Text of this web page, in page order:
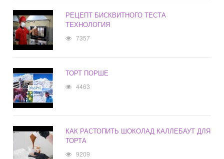
РЕЦЕПТ БИСКВИТНОГО ТЕСТА
ТЕХНОЛОГИЯ
7357
ТОРТ ПОРШЕ
4463
КАК РАСТОПИТЬ ШОКОЛАД КАЛЛЕБАУТ ДЛЯ
ТОРТА
9209